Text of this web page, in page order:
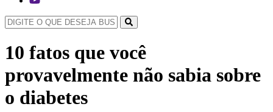
10 fatos que você
provavelmente não sabia sobre
o diabetes